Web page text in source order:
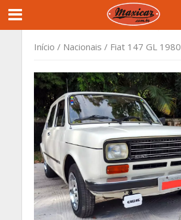
Início / Nacionais / Fiat 147 GL 1980